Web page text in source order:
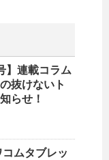
】連載コラム
抜けないト
らせ！
ムタブレッ